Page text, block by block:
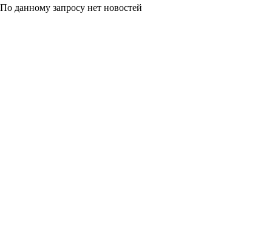
По данному запросу нет новостей